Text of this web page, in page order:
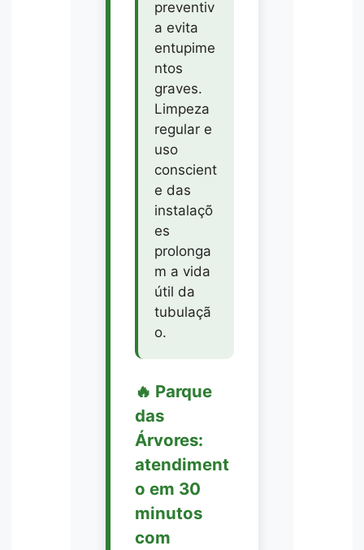
preventiv
a evita
entupime
ntos
graves.
Limpeza
regular e
uso
conscient
e das
instalaçõ
es
prolonga
m a vida
útil da
tubulaçã
o.
🔥 Parque
das
Árvores:
atendiment
o em 30
minutos
com